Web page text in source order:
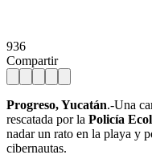
936
Compartir
Progreso, Yucatán.-Una
rescatada por la Policía
nadar un rato en la playa y
cibernautas.